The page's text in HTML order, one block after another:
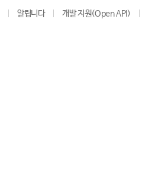
알립니다 개발 지원(Open API)